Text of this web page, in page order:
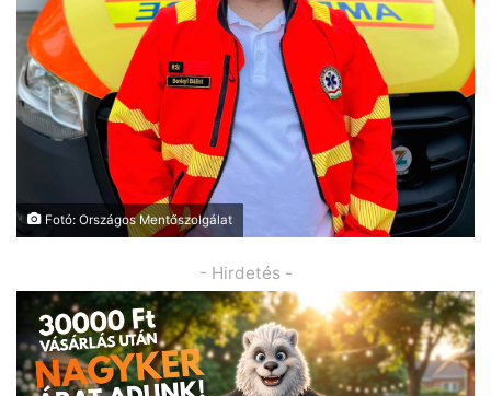
Fotó: Országos Mentőszolgálat
- Hirdetés -